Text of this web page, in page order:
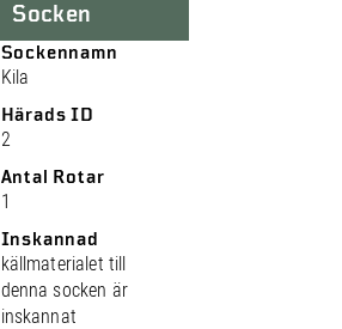
Socken
Sockennamn
Kila
Härads ID
2
Antal Rotar
1
Inskannad
källmaterialet till
denna socken är
inskannat